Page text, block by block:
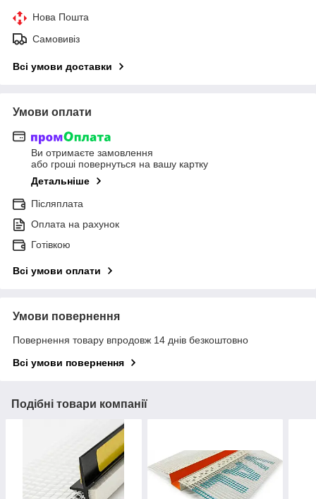
Нова Пошта
Самовивіз
Всі умови доставки
Умови оплати
Ви отримаєте замовлення
або гроші повернуться на вашу картку
Детальніше
Післяплата
Оплата на рахунок
Готівкою
Всі умови оплати
Умови повернення
Повернення товару впродовж 14 днів безкоштовно
Всі умови повернення
Подібні товари компанії